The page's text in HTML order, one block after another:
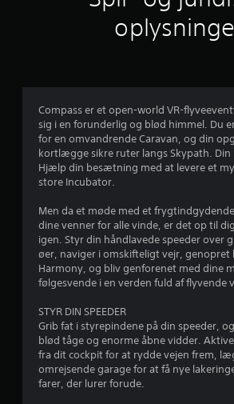
Compass er et open-world VR-
sig i en forunderlig og blød himmel. Du
for en omvandrende Caravan, og din
kortlægge sikre ruter langs Skypath. Din
Hjælp din besætning med at levere et
store Incubator.
Men da et møde med et
dine venner for alle vinde, er det op til
igen. Styr din håndlavede speeder over
øer, naviger i omskifteligt vejr, genopret
Harmony, og bliv genforenet med dine
følgesvende i en verden fuld af flyvende
STYR DIN SPEEDER
Grib fat i styrepindene på din speeder,
blød tåge og enorme åbne vidder.
fra dit cockpit for at rydde vejen frem,
omrejsende garage for at få nye
farer, der lurer forude.